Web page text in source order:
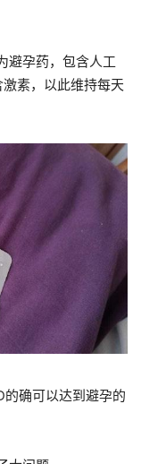
避孕药，包含人工
素，以此维持每天
确可以达到避孕的